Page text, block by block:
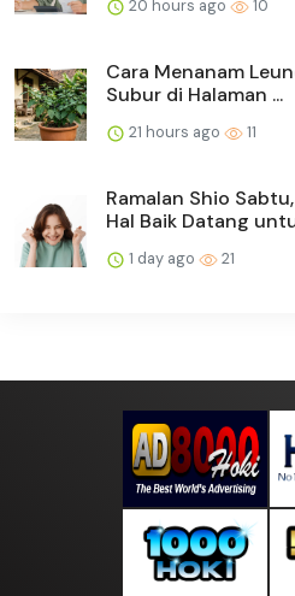
20 hours ago 10
Cara Menanam
Subur di Halaman ...
21 hours ago 11
Ramalan Shio
Hal Baik Datang
1 day ago 21